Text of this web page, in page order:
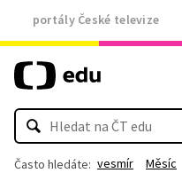
portály České televize
Často hledáte: vesmír Měsíc